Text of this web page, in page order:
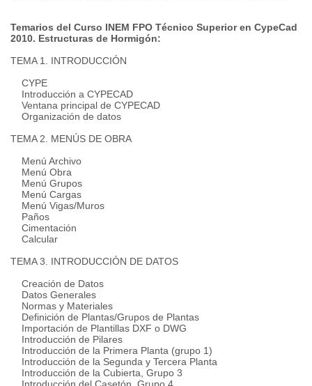
Temarios del Curso INEM FPO Técnico Superior en CypeCad
2010. Estructuras de Hormigón:
TEMA 1. INTRODUCCIÓN
CYPE
Introducción a CYPECAD
Ventana principal de CYPECAD
Organización de datos
TEMA 2. MENÚS DE OBRA
Menú Archivo
Menú Obra
Menú Grupos
Menú Cargas
Menú Vigas/Muros
Paños
Cimentación
Calcular
TEMA 3. INTRODUCCIÓN DE DATOS
Creación de Datos
Datos Generales
Normas y Materiales
Definición de Plantas/Grupos de Plantas
Importación de Plantillas DXF o DWG
Introducción de Pilares
Introducción de la Primera Planta (grupo 1)
Introducción de la Segunda y Tercera Planta
Introducción de la Cubierta, Grupo 3